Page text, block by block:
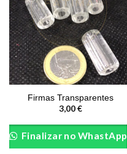
Firmas Transparentes
3,00€
Finalizar no WhastApp